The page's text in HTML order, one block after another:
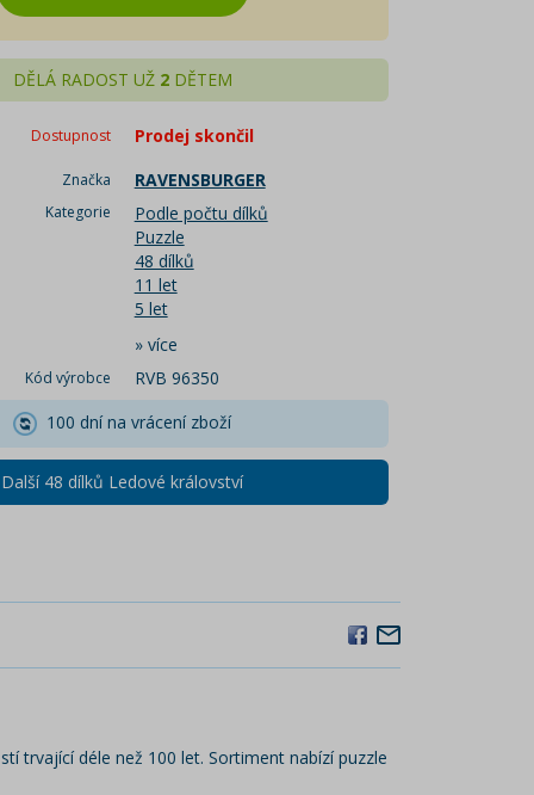
DĚLÁ RADOST UŽ 2DĚTEM
Dostupnost Prodej skončil
Značka RAVENSBURGER
Kategorie
Podle počtu dílků
Puzzle
48 dílků
11 let
5 let
» více
Kód výrobce
RVB 96350
100 dní na vrácení zboží
Další 48 dílků Ledové království
trvající déle než 100 let. Sortiment nabízí puzzle